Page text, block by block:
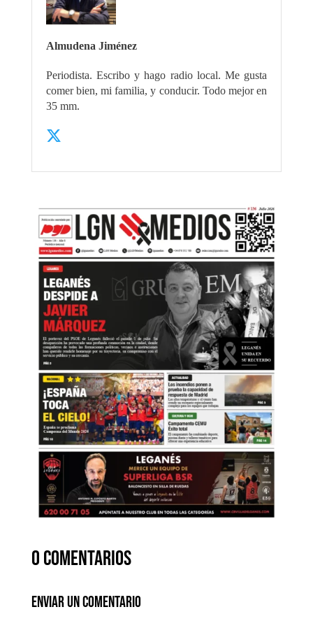
Almudena Jiménez
Periodista. Escribo y hago radio local. Me gusta
comer bien, mi familia, y conducir. Todo mejor en
35 mm.
0 comentarios
Enviar un comentario